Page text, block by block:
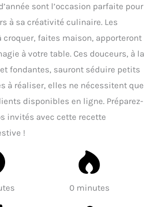
sont l’occasion parfaite pour
à sa créativité culinaire. Les
croquer, faites maison, apporteront
à votre table. Ces douceurs, à la
fondantes, sauront séduire petits
à réaliser, elles ne nécessitent que
disponibles en ligne. Préparez-
invités avec cette recette
!
0 minutes